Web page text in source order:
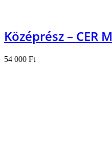
Középrész – CER
54 000 Ft